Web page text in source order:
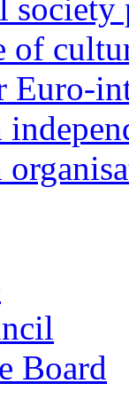
society
of
Euro-
Board